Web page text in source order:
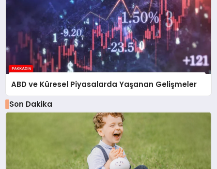
ABD ve Küresel Piyasalarda Yaşanan Gelişmeler
Son Dakika